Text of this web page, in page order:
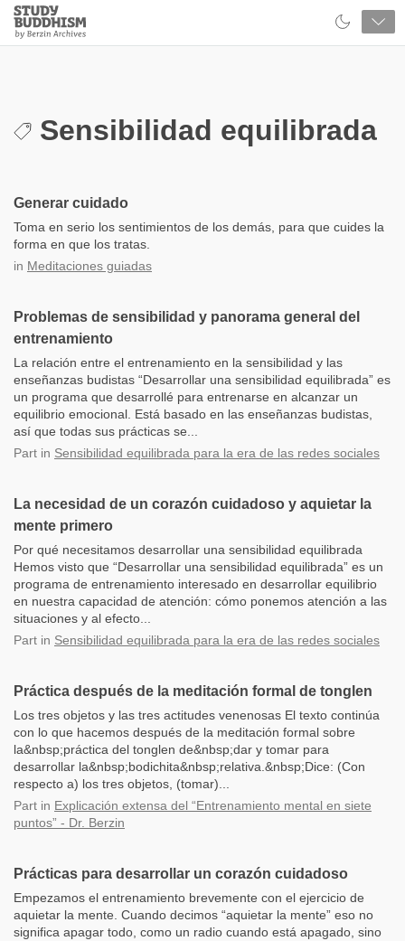
Close
Study
Buddhism
Sensibilidad equilibrada
Generar cuidado
Toma en serio los sentimientos de los demás, para que cuides la
forma en que los tratas.
in Meditaciones guiadas
Problemas de sensibilidad y panorama general del
entrenamiento
La relación entre el entrenamiento en la sensibilidad y las
enseñanzas budistas “Desarrollar una sensibilidad equilibrada” es
un programa que desarrollé para entrenarse en alcanzar un
equilibrio emocional. Está basado en las enseñanzas budistas,
así que todas sus prácticas se...
Part in Sensibilidad equilibrada para la era de las redes sociales
La necesidad de un corazón cuidadoso y aquietar la
mente primero
Por qué necesitamos desarrollar una sensibilidad equilibrada
Hemos visto que “Desarrollar una sensibilidad equilibrada” es un
programa de entrenamiento interesado en desarrollar equilibrio
en nuestra capacidad de atención: cómo ponemos atención a las
situaciones y al efecto...
Part in Sensibilidad equilibrada para la era de las redes sociales
Práctica después de la meditación formal de tonglen
Los tres objetos y las tres actitudes venenosas El texto continúa
con lo que hacemos después de la meditación formal sobre
la&nbsp;práctica del tonglen de&nbsp;dar y tomar para
desarrollar la&nbsp;bodichita&nbsp;relativa.&nbsp;Dice: (Con
respecto a) los tres objetos, (tomar)...
Part in Explicación extensa del “Entrenamiento mental en siete
puntos” - Dr. Berzin
Prácticas para desarrollar un corazón cuidadoso
Empezamos el entrenamiento brevemente con el ejercicio de
aquietar la mente. Cuando decimos “aquietar la mente” eso no
significa apagar todo, como un radio cuando está apagado, sino